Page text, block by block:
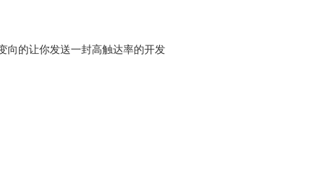
向的让你发送一封高触达率的开发